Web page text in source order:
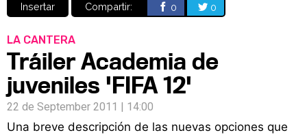
Insertar Compartir: 0 0
LA CANTERA
Tráiler Academia de
juveniles 'FIFA 12'
22 de September 2011 | 14:00
Una breve descripción de las nuevas opciones que